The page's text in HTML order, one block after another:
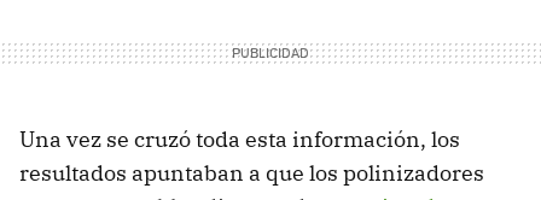
Una vez se cruzó toda esta información, los
resultados apuntaban a que los polinizadores